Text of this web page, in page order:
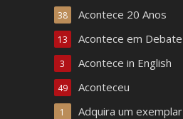
Acontece 20 Anos
38
Acontece em Debate
13
Acontece in English
3
Aconteceu
49
Adquira um exemplar
1